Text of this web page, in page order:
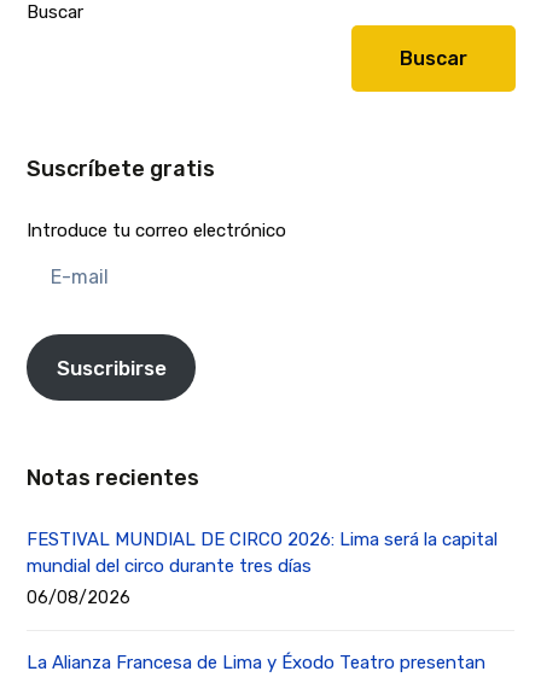
Buscar
Buscar
Suscríbete gratis
Introduce tu correo electrónico
mail
Suscribirse
Notas recientes
FESTIVAL MUNDIAL DE CIRCO 2026: Lima será la capital
mundial del circo durante tres días
06/08/2026
La Alianza Francesa de Lima y Éxodo Teatro presentan